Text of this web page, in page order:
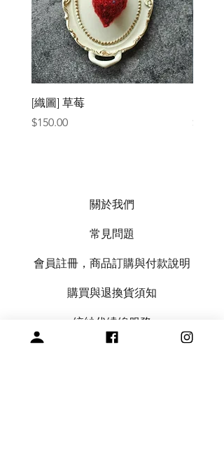
[織圖] 草莓
價格
$150.00
價格
關於我們
常見問題
會員註冊，商品訂購與付款說明
購買與退換貨須知
絞紗代繞線服務